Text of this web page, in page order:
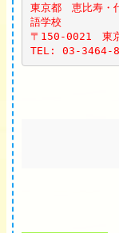
東京都　恵比寿・
語学校
〒150-0021　東
TEL: 03-3464-